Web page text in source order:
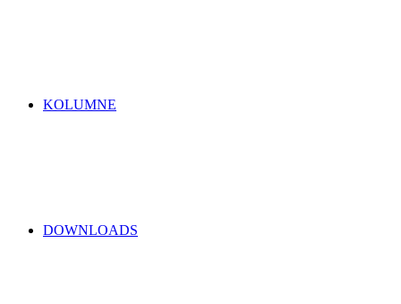
KOLUMNE
DOWNLOADS